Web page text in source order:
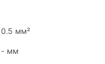
0.5 мм²
- мм